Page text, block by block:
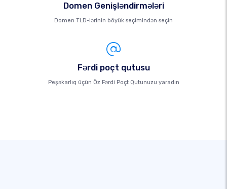
Domen Genişləndirmələri
Domen TLD-lərinin böyük seçimindən seçin
Fərdi poçt qutusu
Peşəkarlıq üçün Öz Fərdi Poçt Qutunuzu yaradın